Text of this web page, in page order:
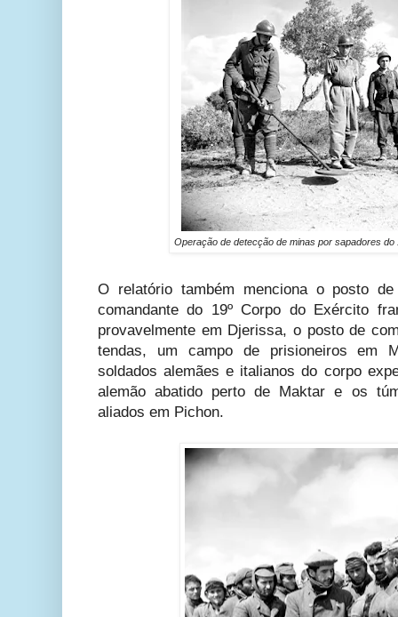
Operação de detecção de minas por sapadores do
O relatório também menciona o posto
comandante do 19º Corpo do Exército
provavelmente em Djerissa, o posto de
tendas, um campo de prisioneiros em
soldados alemães e italianos do corpo
alemão abatido perto de Maktar e os
aliados em Pichon.